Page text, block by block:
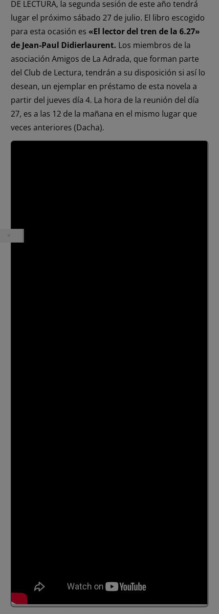
DE LECTURA, la segunda sesión de este año tendrá
lugar el próximo sábado 27 de julio. El libro escogido
para esta ocasión es«El lector del tren de la 6.27»
de Jean-Paul Didierlaurent. Los miembros de la
asociación Amigos de La Adrada, que forman parte
del Club de Lectura, tendrán a su disposición si así lo
desean, un ejemplar en préstamo de esta novela a
partir del jueves día 4. La hora de la reunión del día
27, es a las 12 de la mañana en el mismo lugar que
veces anteriores (Dacha).